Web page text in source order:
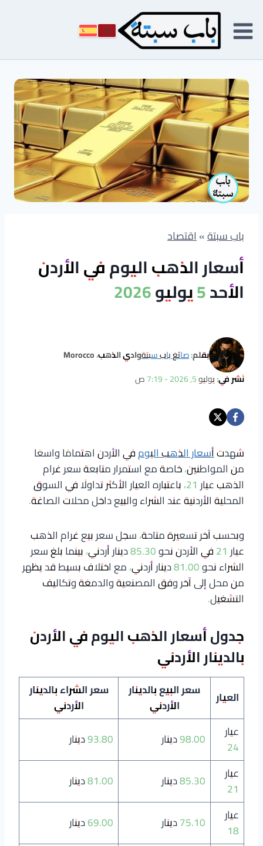
إلى
المحتوى
باب سبتة»اقتصاد
أسعار الذهب اليوم في الأردن
الأحد 5 يوليو 2026
بقلم:صائغ باب سبتةوادي الذهب، Morocco
نُشر في:يوليو 5, 2026 - 7:19 ص
شهدتأسعار الذهب اليومفي الأردن اهتمامًا واسعًا
من المواطنين، خاصة مع استمرار متابعة سعر غرام
الذهب عيار 21، باعتباره العيار الأكثر تداولًا في السوق
المحلية الأردنية عند الشراء والبيع داخل محلات الصاغة.
وبحسب آخر تسعيرة متاحة، سجل سعر بيع غرام الذهب
عيار 21 في الأردن نحو 85.30 دينار أردني، بينما بلغ سعر
الشراء نحو 81.00 دينار أردني، مع اختلاف بسيط قد يظهر
من محل إلى آخر وفق المصنعية والدمغة وتكاليف
التشغيل.
جدول أسعار الذهب اليوم في الأردن
بالدينار الأردني
العيار
سعر البيع بالدينار
الأردني
سعر الشراء بالدينار
الأردني
عيار
24
98.00 دينار
93.80 دينار
عيار
21
85.30 دينار
81.00 دينار
عيار
18
75.10 دينار
69.00 دينار